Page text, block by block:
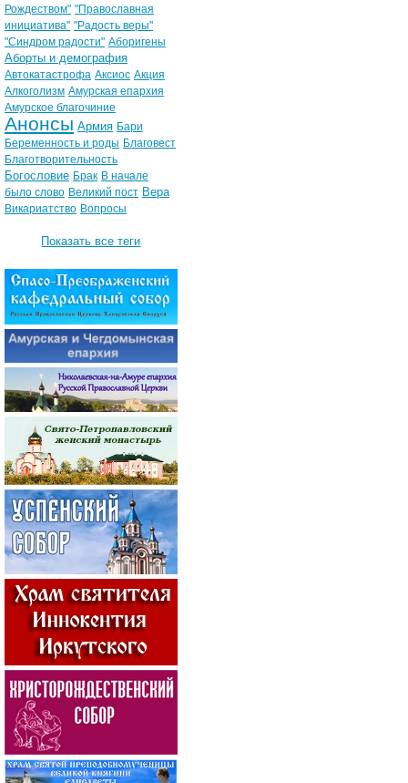
Рождеством" "Православная
инициатива" "Радость веры"
"Синдром радости" Аборигены
Аборты и демография
Автокатастрофа Аксиос Акция
Алкоголизм Амурская епархия
Амурское благочиние
Анонсы Армия Бари
Беременность и роды Благовест
Благотворительность
Богословие Брак В начале
было слово Великий пост Вера
Викариатство Вопросы
Показать все теги